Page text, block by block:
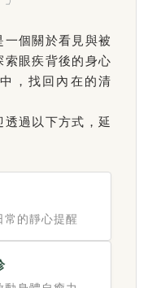
個關於看見與被
眼疾背後的身心
，找回內在的清
過以下方式，延
的靜心提醒